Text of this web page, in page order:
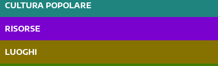
CULTURA POPOLARE
RISORSE
LUOGHI